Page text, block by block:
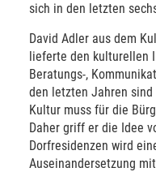
sich in den letzten
David Adler aus dem
lieferte den kulturellen
Beratungs-,
den letzten Jahren
Kultur muss für die
Daher griff er die Idee
Dorfresidenzen wird
Auseinandersetzung